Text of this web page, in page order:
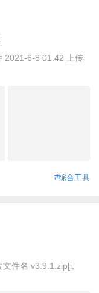
2021-6-8 01:42 上传
#综合工具
件名 v3.9.1.zip[i,